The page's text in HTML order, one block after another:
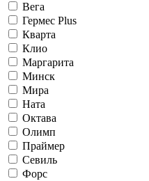
Вега
Гермес Plus
Кварта
Клио
Маргарита
Минск
Мира
Ната
Октава
Олимп
Праймер
Севиль
Форс